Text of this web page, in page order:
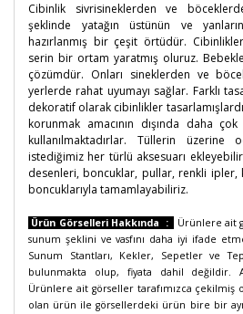
Cibinlik sivrisineklerden ve
şeklinde yatağın üstünün ve
hazırlanmış bir çeşit örtüdür.
serin bir ortam yaratmış oluruz.
çözümdür. Onları sineklerden ve
yerlerde rahat uyumayı sağlar. Farklı
dekoratif olarak cibinlikler
korunmak amacının dışında daha
kullanılmaktadırlar. Tüllerin üzerine
istediğimiz her türlü aksesuarı
desenleri, boncuklar, pullar, renkli ipler,
boncuklarıyla tamamlayabiliriz.
Ürün Görselleri Hakkında :
Ürünlere ait
sunum şeklini ve vasfını daha iyi ifade
Sunum Stantları, Kekler, Sepetler ve
bulunmakta olup, fiyata dahil değildir.
Ürünlere ait görseller tarafımızca çekilmiş
olan ürün ile görsellerdeki ürün bire bir